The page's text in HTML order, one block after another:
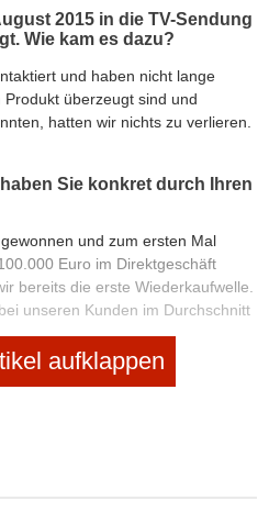
2015 in die TV-Sendung
Wie kam es dazu?
und haben nicht lange
überzeugt sind und
hatten wir nichts zu verlieren.
Sie konkret durch Ihren
und zum ersten Mal
Euro im Direktgeschäft
bereits die erste Wiederkaufwelle.
unseren Kunden im Durchschnitt
zu erfahren: Welche
aufklappen